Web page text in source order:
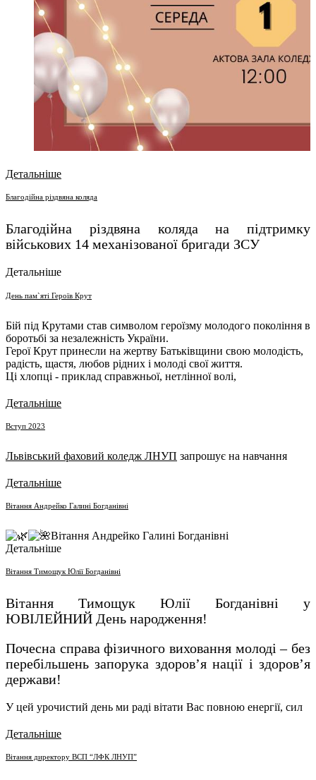
Детальніше
Благодійна різдвяна коляда
Благодійна різдвяна колядана підтримку
військових 14 механізованої бригади ЗСУ
Детальніше
День пам`яті Героїв Крут
Бій під Крутами став символом героїзму молодого покоління в
боротьбі за незалежність України.
Герої Крут принесли на жертву Батьківщини свою молодість,
радість, щастя, любов рідних і молоді свої життя.
Ці хлопці - приклад справжньої, нетлінної волі,
Детальніше
Вступ 2023
Львівський фаховий коледж ЛНУП запрошує на навчання
Детальніше
Вітання Андрейко Галині Богданівні
Вітання Андрейко Галині Богданівні
Детальніше
Вітання Тимощук Юлії Богданівні
Вітання Тимощук Юлії Богданівні у
ЮВІЛЕЙНИЙ День народження!
Почесна справа фізичного виховання молоді – без
перебільшень запорука здоров’я нації і здоров’я
держави!
У цей урочистий день ми раді вітати Вас повною енергії, сил
Детальніше
Вітання директору ВСП “ЛФК ЛНУП”